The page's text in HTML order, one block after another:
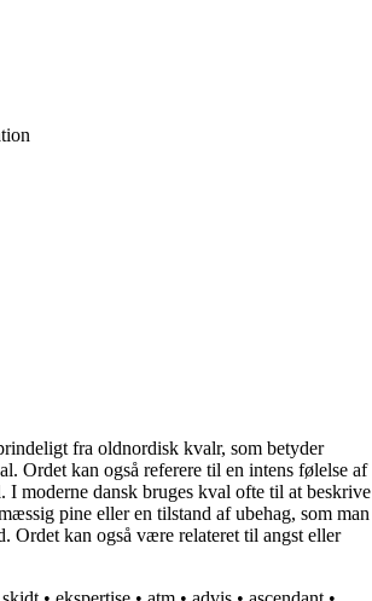
fra oldnordisk kvalr, som betyder
Ordet kan også referere til en intens følelse af
I moderne dansk bruges kval ofte til at beskrive
pine eller en tilstand af ubehag, som man
Ordet kan også være relateret til angst eller